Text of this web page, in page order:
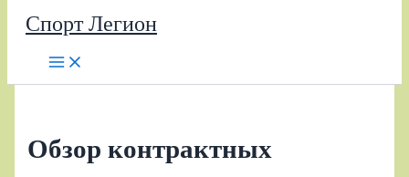
Спорт Легион
Обзор контрактных